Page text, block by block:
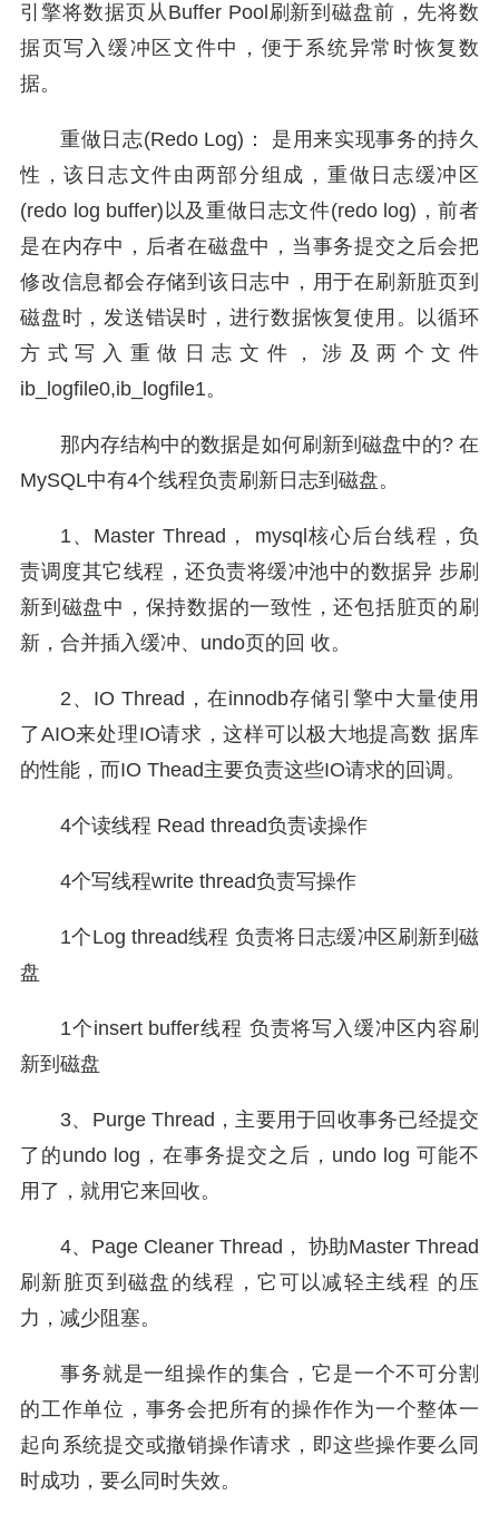
引擎将数据页从Buffer Pool刷新到磁盘前，先将数
据页写入缓冲区文件中，便于系统异常时恢复数
据。
重做日志(Redo Log)： 是用来实现事务的持久
性，该日志文件由两部分组成，重做日志缓冲区
(redo log buffer)以及重做日志文件(redo log)，前者
是在内存中，后者在磁盘中，当事务提交之后会把
修改信息都会存储到该日志中，用于在刷新脏页到
磁盘时，发送错误时，进行数据恢复使用。以循环
方式写入重做日志文件，涉及两个文件
ib_logfile0,ib_logfile1。
那内存结构中的数据是如何刷新到磁盘中的? 在
MySQL中有4个线程负责刷新日志到磁盘。
1、Master Thread， mysql核心后台线程，负
责调度其它线程，还负责将缓冲池中的数据异 步刷
新到磁盘中，保持数据的一致性，还包括脏页的刷
新，合并插入缓冲、undo页的回 收。
2、IO Thread，在innodb存储引擎中大量使用
了AIO来处理IO请求，这样可以极大地提高数 据库
的性能，而IO Thead主要负责这些IO请求的回调。
4个读线程 Read thread负责读操作
4个写线程write thread负责写操作
1个Log thread线程 负责将日志缓冲区刷新到磁
盘
1个insert buffer线程 负责将写入缓冲区内容刷
新到磁盘
3、Purge Thread，主要用于回收事务已经提交
了的undo log，在事务提交之后，undo log 可能不
用了，就用它来回收。
4、Page Cleaner Thread， 协助Master Thread
刷新脏页到磁盘的线程，它可以减轻主线程 的压
力，减少阻塞。
事务就是一组操作的集合，它是一个不可分割
的工作单位，事务会把所有的操作作为一个整体一
起向系统提交或撤销操作请求，即这些操作要么同
时成功，要么同时失效。